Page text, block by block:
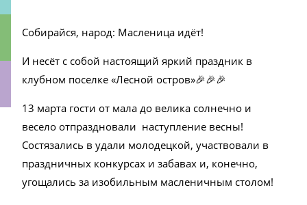
Собирайся, народ: Масленица идёт!
И несёт с собой настоящий яркий праздник в
клубном поселке «Лесной остров»🎉🎉🎉
13 марта гости от мала до велика солнечно и
весело отпраздновали наступление весны!
Состязались в удали молодецкой, участвовали в
праздничных конкурсах и забавах и, конечно,
угощались за изобильным масленичным столом!